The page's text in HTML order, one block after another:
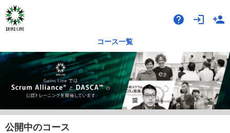
help login person_add
コース一覧
公開中のコース